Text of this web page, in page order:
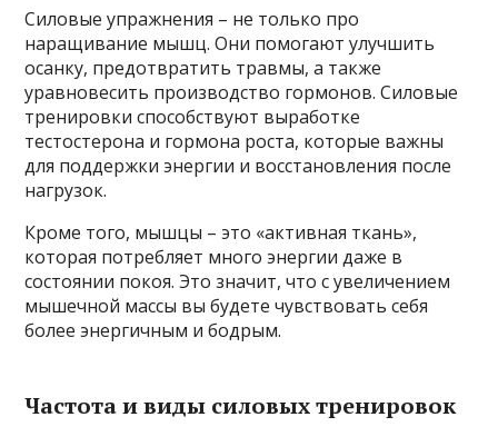
Силовые упражнения – не только про
наращивание мышц. Они помогают улучшить
осанку, предотвратить травмы, а также
уравновесить производство гормонов. Силовые
тренировки способствуют выработке
тестостерона и гормона роста, которые важны
для поддержки энергии и восстановления после
нагрузок.
Кроме того, мышцы – это «активная ткань»,
которая потребляет много энергии даже в
состоянии покоя. Это значит, что с увеличением
мышечной массы вы будете чувствовать себя
более энергичным и бодрым.
Частота и виды силовых тренировок